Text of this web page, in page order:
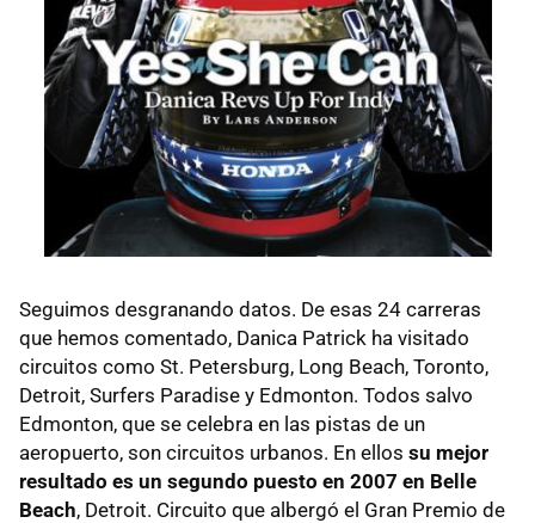
Seguimos desgranando datos. De esas 24 carreras
que hemos comentado, Danica Patrick ha visitado
circuitos como St. Petersburg, Long Beach, Toronto,
Detroit, Surfers Paradise y Edmonton. Todos salvo
Edmonton, que se celebra en las pistas de un
aeropuerto, son circuitos urbanos. En ellos su mejor
resultado es un segundo puesto en 2007 en Belle
Beach, Detroit. Circuito que albergó el Gran Premio de